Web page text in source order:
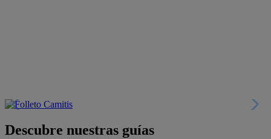
Descubre nuestras guías